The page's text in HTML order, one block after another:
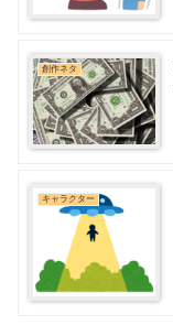
創作ネタ
キャラクター